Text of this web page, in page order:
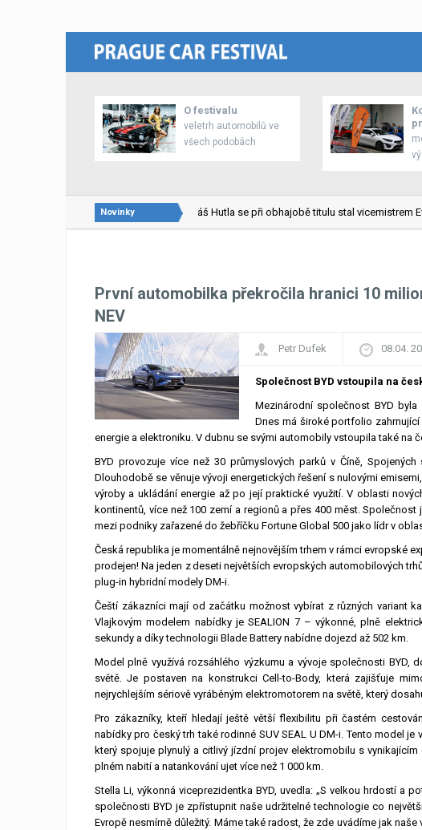
O festivalu
veletrh automobilů ve
všech podobách
Novinky
22.02.2026 Lukáš Hutla se při obhajobě titulu stal vicemistrem
První automobilka překročila hranici 10
NEV
Petr Dufek 08.04.
Společnost BYD vstoupila na
Mezinárodní společnost BYD
Dnes má široké portfolio
energie a elektroniku. V dubnu se svými automobily vstoupila také na
BYD provozuje více než 30 průmyslových parků v Číně,
Dlouhodobě se věnuje vývoji energetických řešení s nulovými
výroby a ukládání energie až po její praktické využití. V oblasti
kontinentů, více než 100 zemí a regionů a přes 400 měst.
mezi podniky zařazené do žebříčku Fortune Global 500 jako lídr v
Česká republika je momentálně nejnovějším trhem v rámci evropské
prodejen! Na jeden z deseti největších evropských automobilových
plug-in hybridní modely DM-i.
Čeští zákazníci mají od začátku možnost vybírat z různých variant
Vlajkovým modelem nabídky je SEALION 7 – výkonné, plně
sekundy a díky technologii Blade Battery nabídne dojezd až 502 km.
Model plně využívá rozsáhlého výzkumu a vývoje společnosti BYD,
světě. Je postaven na konstrukci Cell-to-Body, která zajišťuje
nejrychlejším sériově vyráběným elektromotorem na světě, který
Pro zákazníky, kteří hledají ještě větší flexibilitu při častém
nabídky pro český trh také rodinné SUV SEAL U DM-i. Tento model
který spojuje plynulý a citlivý jízdní projev elektromobilu s
plném nabití a natankování ujet více než 1 000 km.
Stella Li, výkonná viceprezidentka BYD, uvedla: „S velkou hrdostí a
společnosti BYD je zpřístupnit naše udržitelné technologie co
Evropě nesmírně důležitý. Máme také radost, že zde uvádíme jak